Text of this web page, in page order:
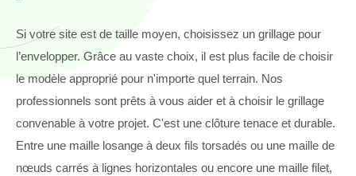
Si votre site est de taille moyen, choisissez un grillage pour
l’envelopper. Grâce au vaste choix, il est plus facile de choisir
le modèle approprié pour n'importe quel terrain. Nos
professionnels sont prêts à vous aider et à choisir le grillage
convenable à votre projet. C'est une clôture tenace et durable.
Entre une maille losange à deux fils torsadés ou une maille de
nœuds carrés à lignes horizontales ou encore une maille filet,